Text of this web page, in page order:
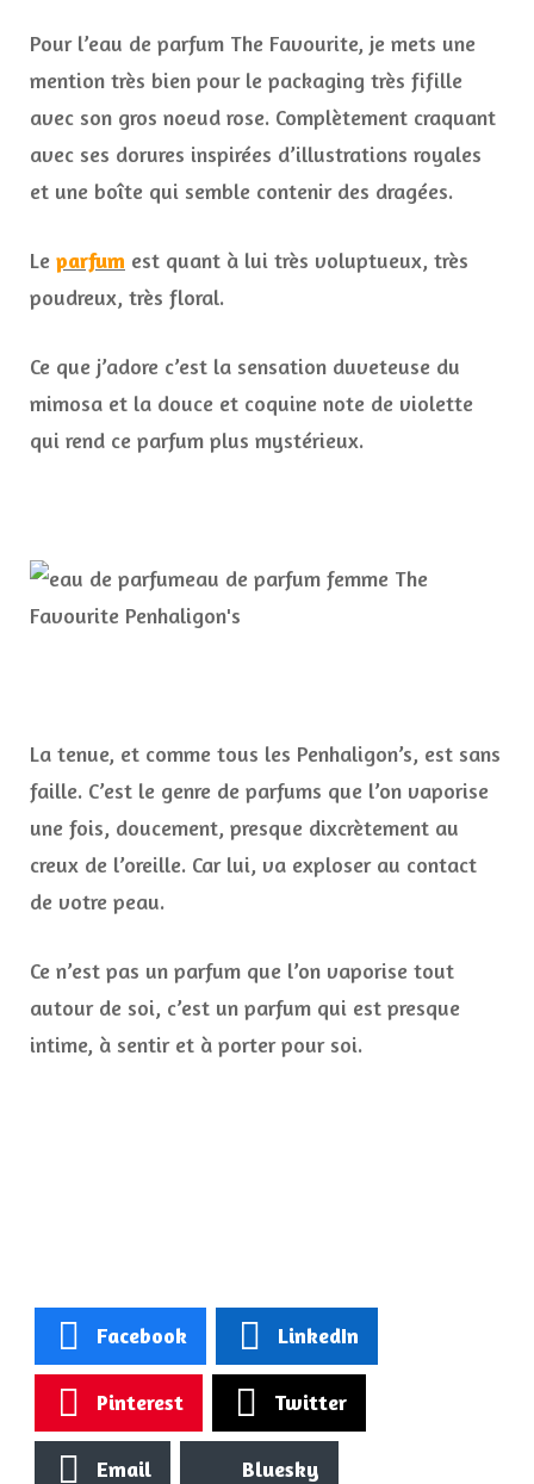
Pour l’eau de parfum The Favourite, je mets une
mention très bien pour le packaging très fifille
avec son gros noeud rose. Complètement craquant
avec ses dorures inspirées d’illustrations royales
et une boîte qui semble contenir des dragées.
Le parfum est quant à lui très voluptueux, très
poudreux, très floral.
Ce que j’adore c’est la sensation duveteuse du
mimosa et la douce et coquine note de violette
qui rend ce parfum plus mystérieux.
La tenue, et comme tous les Penhaligon’s, est sans
faille. C’est le genre de parfums que l’on vaporise
une fois, doucement, presque dixcrètement au
creux de l’oreille. Car lui, va exploser au contact
de votre peau.
Ce n’est pas un parfum que l’on vaporise tout
autour de soi, c’est un parfum qui est presque
intime, à sentir et à porter pour soi.
Facebook LinkedIn
Pinterest Twitter
Email Bluesky